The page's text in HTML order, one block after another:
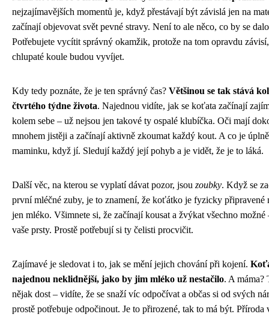
nejzajímavějších momentů je, když přestávají být závislá jen na
začínají objevovat svět pevné stravy. Není to ale něco, co by se
Potřebujete vycítit správný okamžik, protože na tom opravdu
chlupaté koule budou vyvíjet.
Kdy tedy poznáte, že je ten správný čas? Většinou se tak stává
čtvrtého týdne života. Najednou vidíte, jak se koťata začínají
kolem sebe – už nejsou jen takové ty ospalé klubíčka. Oči mají
mnohem jistěji a začínají aktivně zkoumat každý kout. A co je
maminku, když jí. Sledují každý její pohyb a je vidět, že je to láká.
Další věc, na kterou se vyplatí dávat pozor, jsou zoubky. Když se
první mléčné zuby, je to znamení, že koťátko je fyzicky připravené
jen mléko. Všimnete si, že začínají kousat a žvýkat všechno možné
vaše prsty. Prostě potřebují si ty čelisti procvičit.
Zajímavé je sledovat i to, jak se mění jejich chování při kojení.
najednou neklidnější, jako by jim mléko už nestačilo. A máma?
nějak dost – vidíte, že se snaží víc odpočívat a občas si od svých
prostě potřebuje odpočinout. Je to přirozené, tak to má být. Příroda